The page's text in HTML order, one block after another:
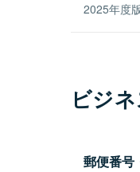
2025年度
ビジ
郵便番号